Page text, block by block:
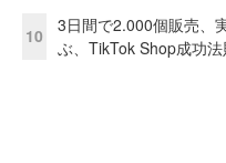
10
3日間で2.000個販売、
ぶ、TikTok Shop成功法